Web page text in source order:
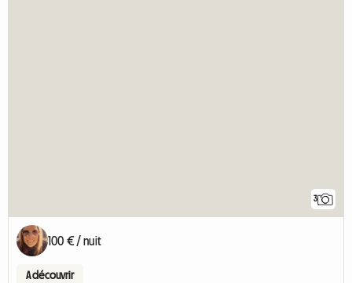
3
100 € / nuit
A découvrir